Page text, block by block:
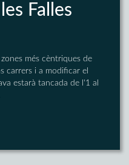
Falles
zones més cèntriques de
carrers i a modificar el
estarà tancada de l'1 al